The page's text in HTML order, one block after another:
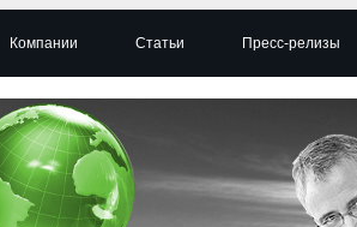
Компании Статьи Пресс-релизы